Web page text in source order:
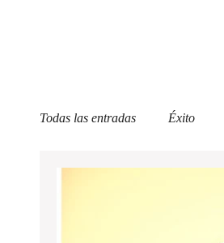
Todas las entradas Éxito